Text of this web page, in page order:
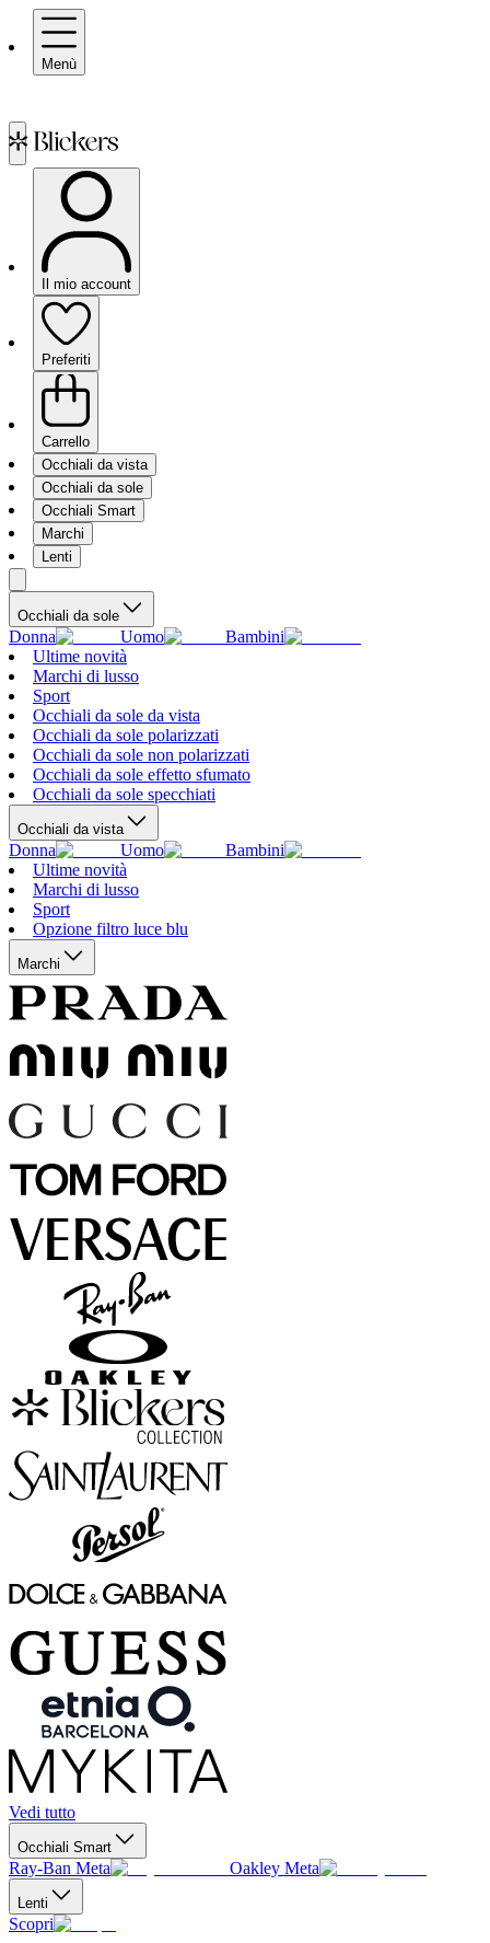
Menù
Il mio account
Preferiti
Carrello
Occhiali da vista
Occhiali da sole
Occhiali Smart
Marchi
Lenti
Occhiali da sole
Donna Uomo
Bambini
Ultime novità
Marchi di lusso
Sport
Occhiali da sole da vista
Occhiali da sole polarizzati
Occhiali da sole non polarizzati
Occhiali da sole effetto sfumato
Occhiali da sole specchiati
Occhiali da vista
Donna Uomo
Bambini
Ultime novità
Marchi di lusso
Sport
Opzione filtro luce blu
Marchi
Vedi tutto
Occhiali Smart
Ray-Ban Meta Oakley Meta
Lenti
Scopri